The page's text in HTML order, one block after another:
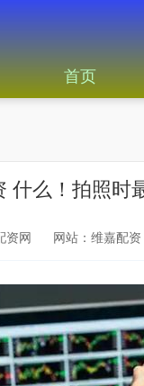
首页
么！拍照时
资网 网站：维嘉配资